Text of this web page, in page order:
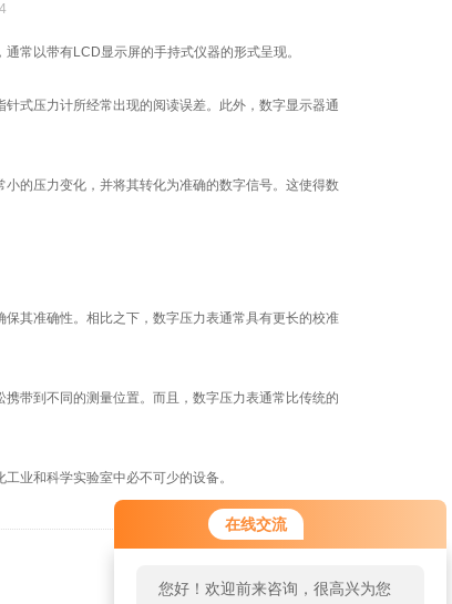
在线交流
您好！欢迎前来咨询，很高兴为您
常以带有LCD显示屏的手持式仪器的形式呈现。
式压力计所经常出现的阅读误差。此外，数字显示器通
的压力变化，并将其转化为准确的数字信号。这使得数
其准确性。相比之下，数字压力表通常具有更长的校准
带到不同的测量位置。而且，数字压力表通常比传统的
业和科学实验室中必不可少的设备。